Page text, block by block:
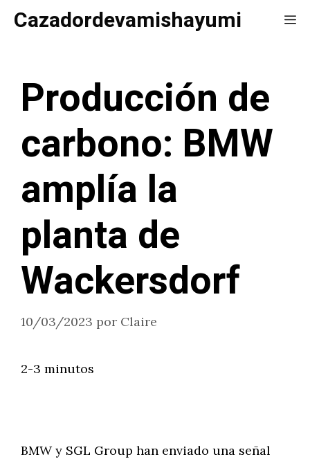
SaltarCazadordevamishayumi
Producción de
carbono: BMW
amplía la
planta de
Wackersdorf
10/03/2023 por Claire
2-3 minutos
BMW y SGL Group han enviado una señal